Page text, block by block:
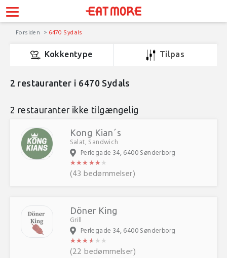
Forsiden 6470 Sydals
Kokkentype Tilpas
2 restauranter i 6470 Sydals
2 restauranter ikke tilgængelig
Kong Kian´s
Salat, Sandwich
Perlegade 34, 6400 Sønderborg
★★★★★★
★★★★★★
(43 bedømmelser)
Döner King
Grill
Perlegade 34, 6400 Sønderborg
★★★★ ★ ★
★★★★ ★ ★
(22 bedømmelser)